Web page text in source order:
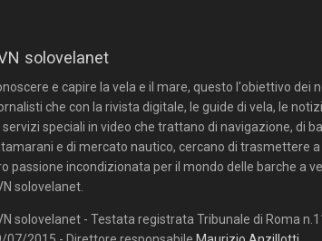
solovelanet
e capire la vela e il mare, questo l'obiettivo dei
che con la rivista digitale, le guide di vela, le
servizi speciali in video che trattano di navigazione, di
e di mercato nautico, cercano di trasmettere
passione incondizionata per il mondo delle barche a
solovelanet.
solovelanet - Testata registrata Tribunale di Roma